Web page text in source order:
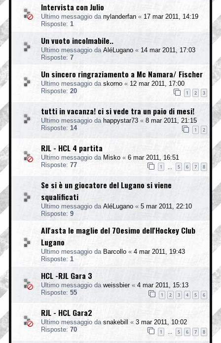
Intervista con Julio
Ultimo messaggio da nylanderfan « 17 mar 2011, 14:19
Risposte: 1
Un vuoto incolmabile..
Ultimo messaggio da AléLugano « 14 mar 2011, 17:03
Risposte: 7
Un sincero ringraziamento a Mc Namara/ Fischer
Ultimo messaggio da skorno « 12 mar 2011, 17:00
Risposte: 20 1 2 3
tutti in vacanza! ci si vede tra un paio di mesi!
Ultimo messaggio da happystar73 « 8 mar 2011, 21:15
Risposte: 14 1 2
RJL - HCL 4 partita
Ultimo messaggio da Misko « 6 mar 2011, 16:51
Risposte: 77 1 5 6 7 8
Se si è un giocatore del Lugano si viene
squalificati
Ultimo messaggio da AléLugano « 5 mar 2011, 22:10
Risposte: 9
All'asta le maglie del 70esimo dell'Hockey Club
Lugano
Ultimo messaggio da Barcollo « 4 mar 2011, 19:43
Risposte: 1
HCL -RJL Gara 3
Ultimo messaggio da weissbier« 4 mar 2011, 15:13
Risposte: 55 1 2 3 4 5 6
RJL - HCL Gara2
Ultimo messaggio da snakebill « 3 mar 2011, 10:02
Risposte: 70 1 … 5 6 7 8